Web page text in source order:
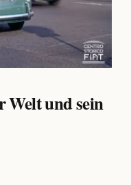
Welt und sein